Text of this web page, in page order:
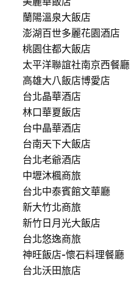
蘭陽溫泉大飯店
澎湖百世多麗花園酒店
桃園住都大飯店
太平洋聯誼社南京西餐廳
高雄大八飯店博愛店
台北晶華酒店
林口華夏飯店
台中晶華酒店
台南天下大飯店
台北老爺酒店
中壢沐楓商旅
台北中泰賓館文華廳
新大竹北商旅
新竹日月光大飯店
台北悠逸商旅
神旺飯店-懷石料理餐廳
台北沃田旅店